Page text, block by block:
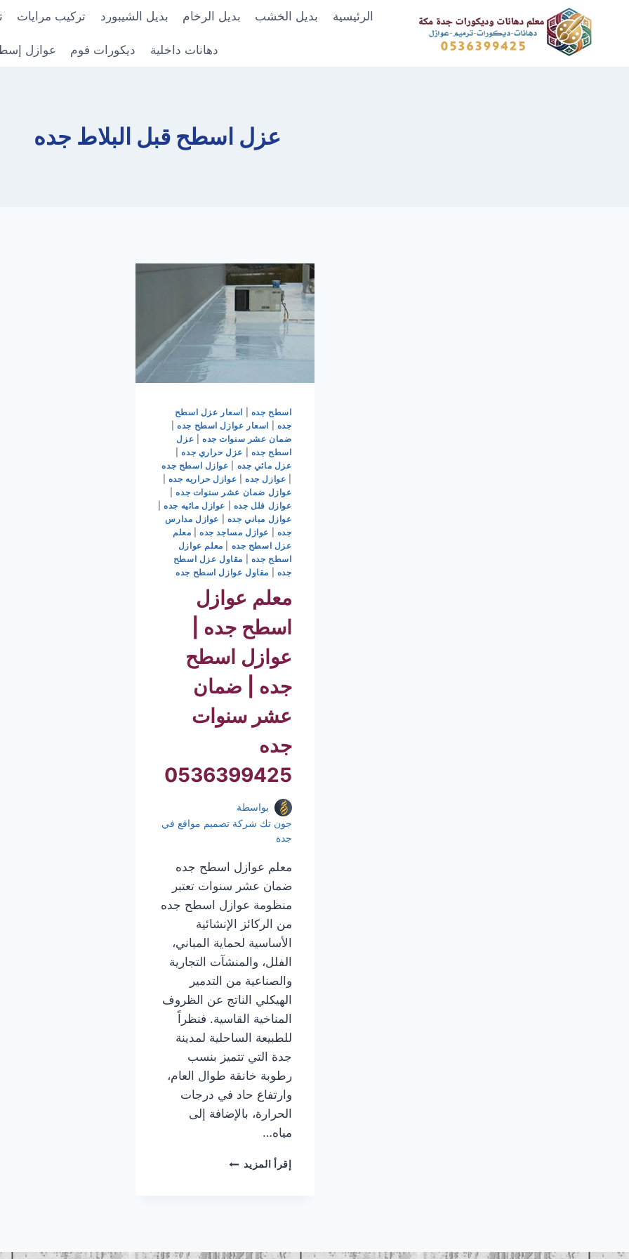
المحتوى
الرئيسية بديل الخشب بديل الرخام بديل الشيبورد تركيب مرايات
دهانات داخلية ديكورات فوم عوازل
عزل اسطح قبل البلاط جده
اسطح جده
اسعار عزل اسطح
جده
اسعار عوازل اسطح جده|
ضمان عشر سنوات جده
عزل
اسطح جده
عزل حراري جده|
عزل مائي جده
عوازل اسطح جده
عوازل جده| عوازل حراريه جده
عوازل ضمان عشر سنوات جده|
عوازل فلل جده
عوازل مائيه جده|
عوازل مباني جده
عوازل مدارس
جده
عوازل مساجد جده| معلم
عزل اسطح جده
معلم عوازل
اسطح جده
مقاول عزل اسطح
جده
مقاول عوازل اسطح جده
معلم عوازل
اسطح جده |
عوازل اسطح
جده | ضمان
عشر سنوات
جده
0536399425
بواسطة
جون تك شركة تصميم مواقع في
جدة
معلم عوازل اسطح جده
ضمان عشر سنوات تعتبر
منظومة عوازل اسطح جده
من الركائز الإنشائية
الأساسية لحماية المباني،
الفلل، والمنشآت التجارية
والصناعية من التدمير
الهيكلي الناتج عن الظروف
المناخية القاسية. فنظراً
للطبيعة الساحلية لمدينة
جدة التي تتميز بنسب
رطوبة خانقة طوال العام،
وارتفاع حاد في درجات
الحرارة، بالإضافة إلى
مياه…
إقرأ المزيد معلم
اسطح